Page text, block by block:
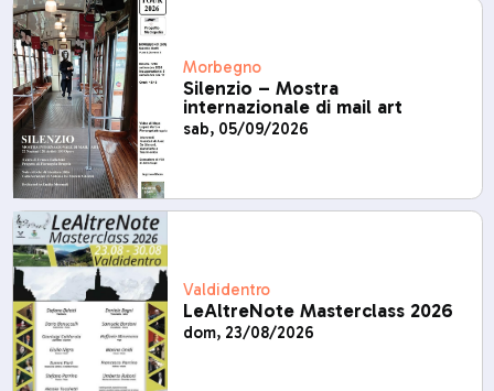
Morbegno
Silenzio – Mostra
internazionale di mail art
sab, 05/09/2026
Valdidentro
LeAltreNote Masterclass 2026
dom, 23/08/2026